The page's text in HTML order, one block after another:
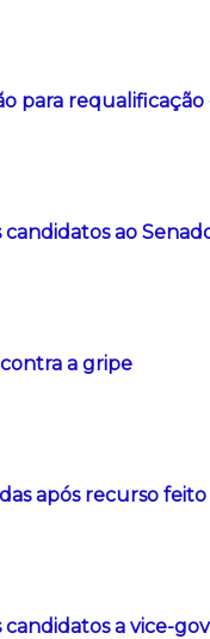
para
candidatos ao
a gripe
após recurso
candidatos a vice-